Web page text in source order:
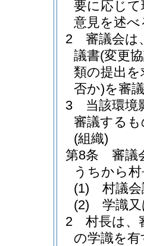
要に応じ
意見を述
2
審議会は
議書(変更
類の提出
否か)を審
3
当該環境
審議する
(組織)
第8条
審議
うちから
(1)
村議
(2)
学識
2
村長は、
の学識を